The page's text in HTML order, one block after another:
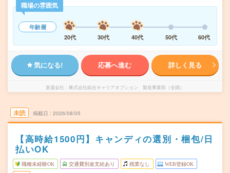
職場の雰囲気
年齢層
20代
30代 40代 50代 60代
気になる! 応募へ進む 詳しく見る
派遣会社 株式会社綜合キャリアオプション 製造事業部（全国）
未読 掲載日 2026/08/05
【高時給1500円】キャンディの選別・梱包/日
払いOK
職種未経験OK 交通費別途支給あり 残業なし WEB登録OK